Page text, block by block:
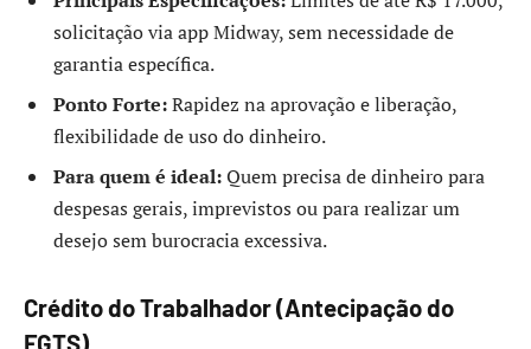
solicitação via app Midway, sem necessidade de
garantia específica.
Ponto Forte:Rapidez na aprovação e liberação,
flexibilidade de uso do dinheiro.
Para quem é ideal:Quem precisa de dinheiro para
despesas gerais, imprevistos ou para realizar um
desejo sem burocracia excessiva.
Crédito do Trabalhador (Antecipação do